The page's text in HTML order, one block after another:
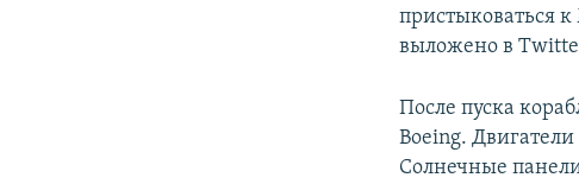
пристыковаться
выложено в
После пуска
Boeing.
Солнечные